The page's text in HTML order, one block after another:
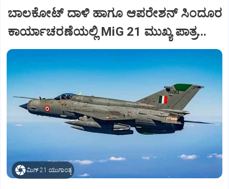
ಬಾಲಕೋಟ್‌ ದಾಳಿ ಹಾಗೂ ಆಪರೇಶನ್‌ ಸಿಂದೂರ
ಕಾರ್ಯಾಚರಣೆಯಲ್ಲಿ MiG 21 ಮುಖ್ಯ ಪಾತ್ರ...
ಮಿಗ್‌ 21 ಯುಗಾಂತ್ಯ